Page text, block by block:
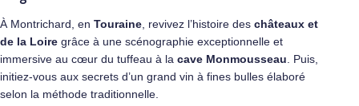
À Montrichard, en Touraine , revivez l’histoire des châteaux et
de la Loire grâce à une scénographie exceptionnelle et
immersive au cœur du tuffeau à la cave Monmousseau . Puis,
initiez-vous aux secrets d’un grand vin à fines bulles élaboré
selon la méthode traditionnelle.